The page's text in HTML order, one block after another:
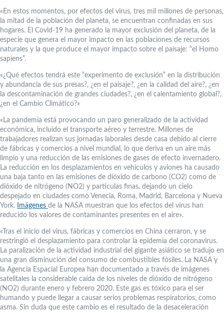
«En estos momentos, por efectos del virus, tres mil millones de personas,
la mitad de la población del planeta, se encuentran confinadas en sus
hogares. El Covid-19 ha generado la mayor exclusión del planeta, de la
especie que genera el mayor impacto en las poblaciones de recursos
naturales y la que produce el mayor impacto sobre el paisaje: “el Homo
sapiens”.
«¿Qué efectos tendrá este “experimento de exclusión” en la distribución
y abundancia de sus presas?, ¿en el paisaje?, ¿en la calidad del aire?, ¿en
la descontaminación de grandes ciudades?, ¿en el calentamiento global?,
¿en el Cambio Climático?»
«La pandemia está provocando un paro generalizado de la actividad
económica, incluido el transporte aéreo y terrestre. Millones de
trabajadores realizan sus jornadas laborales desde casa debido al cierre
de fábricas y comercios a nivel mundial, lo que deriva en un aire más
limpio y una reducción de las emisiones de gases de efecto invernadero.
La reducción en los desplazamientos en vehículos y aviones ha causado
una baja tanto en las emisiones de dióxido de carbono (CO2) como de
dióxido de nitrógeno (NO2) y partículas finas, dejando un cielo
despejado en ciudades como Venecia, Roma, Madrid, Barcelona y Nueva
York.
Imágenes de la NASA muestran que los efectos del virus han
reducido los valores de contaminantes presentes en el aire».
«Tras el inicio del virus, fábricas y comercios en China cerraron, y se
restringió el desplazamiento para controlar la epidemia del coronavirus.
La paralización de la actividad industrial del gigante asiático se tradujo en
una gran disminución del consumo de combustibles fósiles. La NASA y
la Agencia Espacial Europea han documentado a través de imágenes
satelitales la considerable caída de los niveles de dióxido de nitrógeno
(NO2) durante enero y febrero 2020. Este gas es tóxico para el ser
humando y puede llegar a causar serios problemas respiratorios, como
asma. Sin duda que este cambio es el resultado de la desaceleración